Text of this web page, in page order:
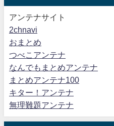
アンテナサイト
2chnavi
おまとめ
つべこアンテナ
なんでもまとめアンテナ
まとめアンテナ100
キター！アンテナ
無理難題アンテナ